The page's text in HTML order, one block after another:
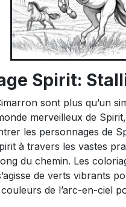
Spirit:
sont plus qu’un
merveilleux de
les personnages de
à travers les vastes
du chemin. Les
de verts vibrants
de l’arc-en-ciel